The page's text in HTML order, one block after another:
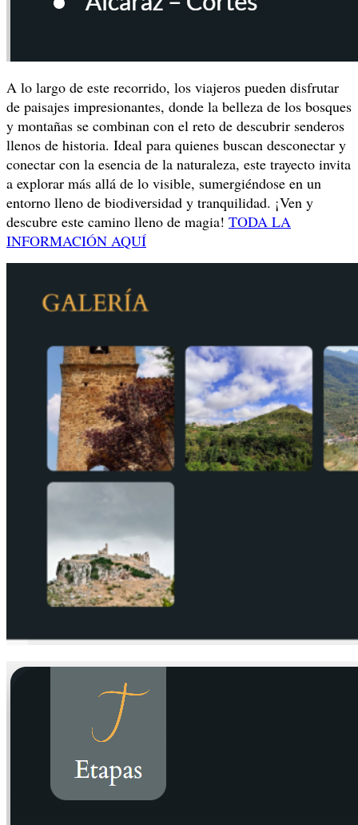
A lo largo de este recorrido, los viajeros pueden disfrutar
de paisajes impresionantes, donde la belleza de los bosques
y montañas se combinan con el reto de descubrir senderos
llenos de historia. Ideal para quienes buscan desconectar y
conectar con la esencia de la naturaleza, este trayecto invita
a explorar más allá de lo visible, sumergiéndose en un
entorno lleno de biodiversidad y tranquilidad. ¡Ven y
descubre este camino lleno de magia! TODA LA
INFORMACIÓN AQUÍ